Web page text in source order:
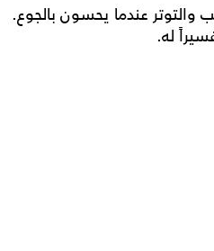
عندما يحسون بالجوع.
له.